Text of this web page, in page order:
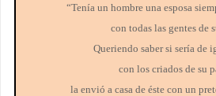
“Tenía un hombre una esposa
con todas las gentes de
Queriendo saber si sería de
con los criados de su
la envió a casa de éste con un